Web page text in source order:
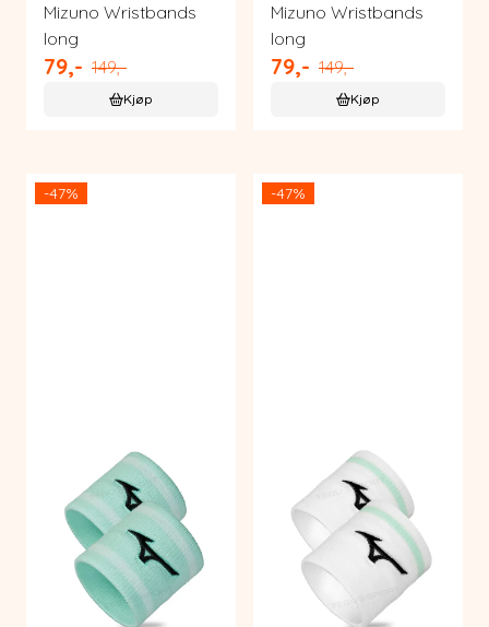
Mizuno Wristbands
long
79,- 149,-
Kjøp
Mizuno Wristbands
long
79,- 149,-
Kjøp
-47% -47%